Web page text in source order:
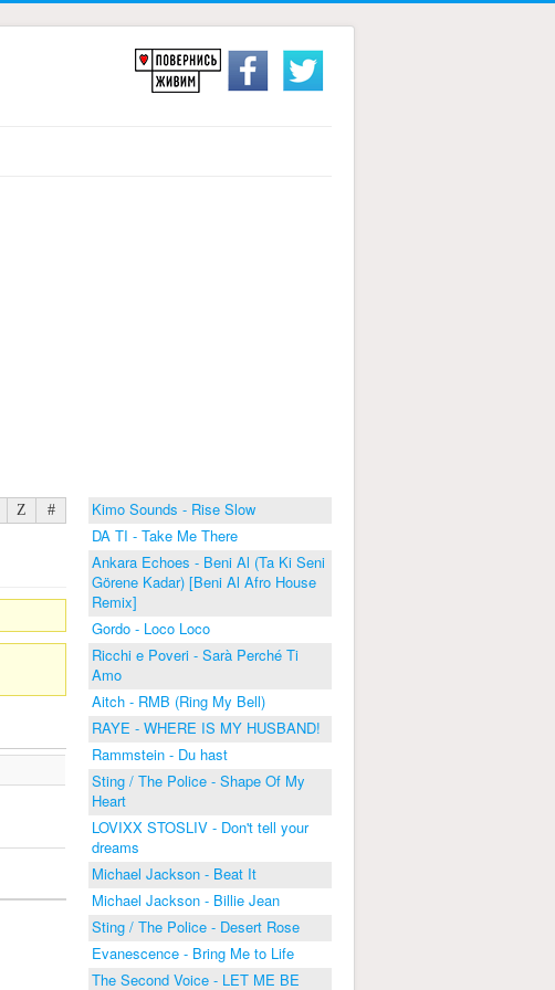
Z #
Kimo Sounds - Rise Slow
DA TI - Take Me There
Ankara Echoes - Beni Al (Ta Ki Seni
Görene Kadar) [Beni Al Afro House
Remix]
Gordo - Loco Loco
Ricchi e Poveri - Sarà Perché Ti
Amo
Aitch - RMB (Ring My Bell)
RAYE - WHERE IS MY HUSBAND!
Rammstein - Du hast
Sting / The Police - Shape Of My
Heart
LOVIXX STOSLIV - Don't tell your
dreams
Michael Jackson - Beat It
Michael Jackson - Billie Jean
Sting / The Police - Desert Rose
Evanescence - Bring Me to Life
The Second Voice - LET ME BE